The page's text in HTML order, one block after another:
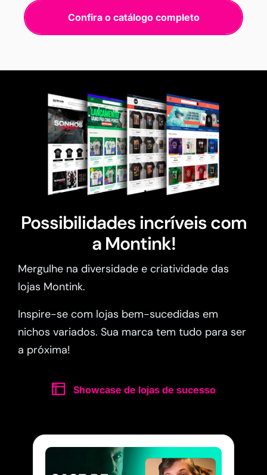
Confira o catálogo completo
Possibilidades incríveis com
a Montink!
Mergulhe na diversidade e criatividade das
lojas Montink.
Inspire-se com lojas bem-sucedidas em
nichos variados. Sua marca tem tudo para ser
a próxima!
Showcase de lojas de sucesso